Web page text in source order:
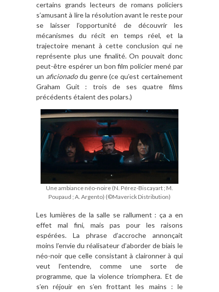
certains grands lecteurs de romans policiers
s’amusant à lire la résolution avant le reste pour
se laisser l’opportunité de découvrir les
mécanismes du récit en temps réel, et la
trajectoire menant à cette conclusion qui ne
représente plus une finalité. On pouvait donc
peut-être espérer un bon film policier mené par
un aficionadodu genre (ce qu’est certainement
Graham Guit : trois de ses quatre films
précédents étaient des polars.)
Une ambiance néo-noire (N. Pérez-Biscayart ; M.
Poupaud ; A. Argento) (©Maverick Distribution)
Les lumières de la salle se rallument : ça a en
effet mal fini, mais pas pour les raisons
espérées. La phrase d’accroche annonçait
moins l’envie du réalisateur d’aborder de biais le
néo-noir que celle consistant à claironner à qui
veut l’entendre, comme une sorte de
programme, que la violence triomphera. Et de
s’en réjouir en s’en frottant les mains : le